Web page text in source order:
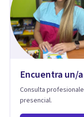
Encuentra un/
Consulta
presencial.